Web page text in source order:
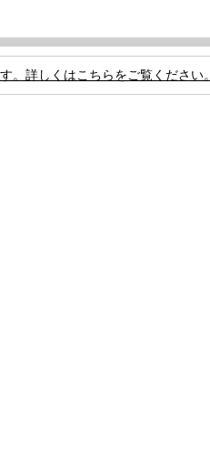
。詳しくはこちらをご覧ください。